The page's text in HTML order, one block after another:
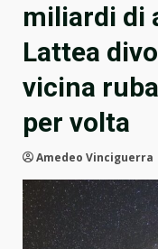
miliardi di
Lattea
vicina
per volta
Amedeo Vinciguerra